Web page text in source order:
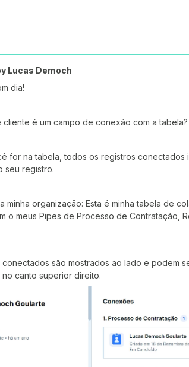
Lucas Democh
dia!
cliente é um campo de conexão com a tabela?
for na tabela, todos os registros conectados
seu registro.
minha organização: Esta é minha tabela de
o meus Pipes de Processo de Contratação,
são mostrados ao lado e podem
canto superior direito.